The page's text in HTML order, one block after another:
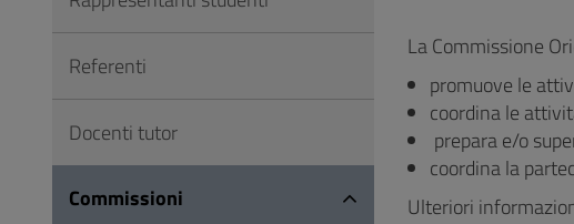
Footer
La Commissione
promuove le
coordina le
prepara e/o
coordina la
Ulteriori
Referenti
Docenti tutor
Commissioni